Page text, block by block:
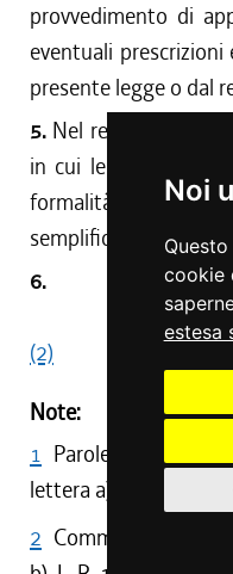
Noi
cookie
estesa
provvedimento di
eventuali
presente legge o dal
5. Nel regolamento
in cui le utilizzazioni
formalità e quelli per i
semplificate di
6.
(
(2)
Note:
1 Parole aggiunte al
lettera a), L. R. 11/
2 Comma 6